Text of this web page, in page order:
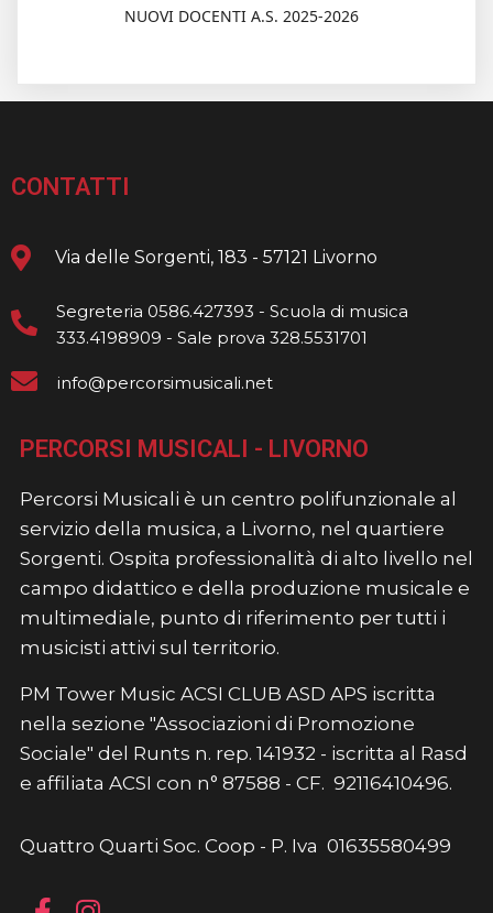
NUOVI DOCENTI A.S. 2025-2026
CONTATTI
Via delle Sorgenti, 183 - 57121 Livorno
Segreteria 0586.427393 - Scuola di musica
333.4198909 - Sale prova 328.5531701
info@percorsimusicali.net
PERCORSI MUSICALI - LIVORNO
Percorsi Musicali è un centro polifunzionale al
servizio della musica, a Livorno, nel quartiere
Sorgenti. Ospita professionalità di alto livello nel
campo didattico e della produzione musicale e
multimediale, punto di riferimento per tutti i
musicisti attivi sul territorio.
PM Tower Music ACSI CLUB ASD APS iscritta
nella sezione "Associazioni di Promozione
Sociale" del Runts n. rep. 141932 - iscritta al Rasd
e affiliata ACSI con n° 87588 - CF. 92116410496.
Quattro Quarti Soc. Coop - P. Iva 01635580499